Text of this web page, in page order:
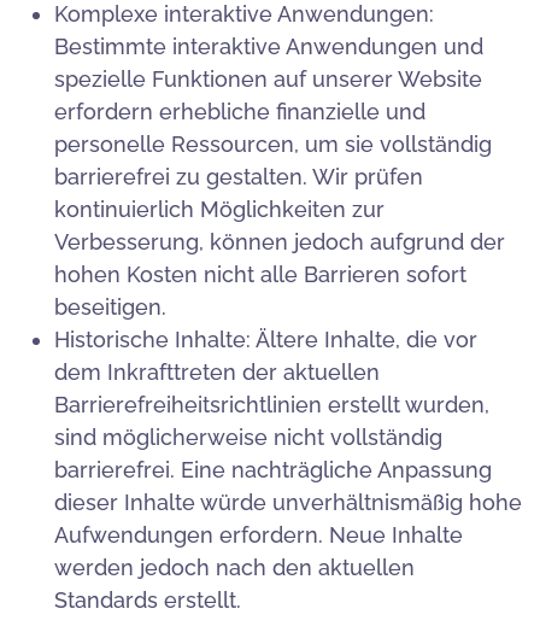
Komplexe interaktive Anwendungen:
Bestimmte interaktive Anwendungen und
spezielle Funktionen auf unserer Website
erfordern erhebliche finanzielle und
personelle Ressourcen, um sie vollständig
barrierefrei zu gestalten. Wir prüfen
kontinuierlich Möglichkeiten zur
Verbesserung, können jedoch aufgrund der
hohen Kosten nicht alle Barrieren sofort
beseitigen.
Historische Inhalte: Ältere Inhalte, die vor
dem Inkrafttreten der aktuellen
Barrierefreiheitsrichtlinien erstellt wurden,
sind möglicherweise nicht vollständig
barrierefrei. Eine nachträgliche Anpassung
dieser Inhalte würde unverhältnismäßig hohe
Aufwendungen erfordern. Neue Inhalte
werden jedoch nach den aktuellen
Standards erstellt.